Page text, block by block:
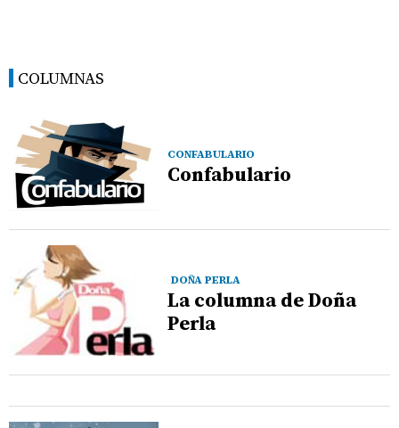
COLUMNAS
CONFABULARIO
Confabulario
DOÑA PERLA
La columna de Doña
Perla